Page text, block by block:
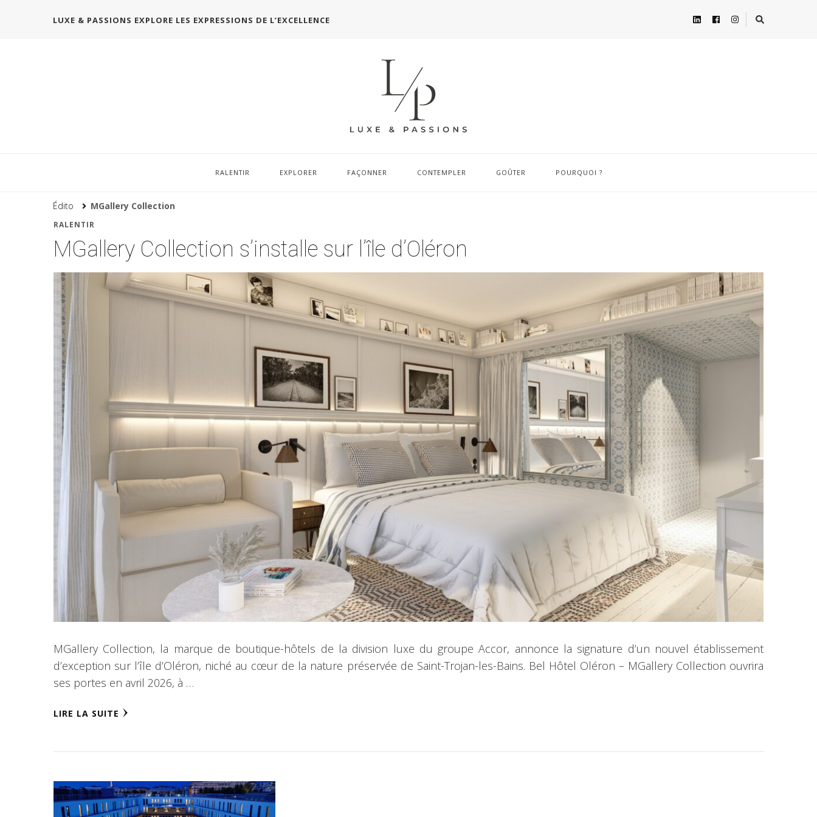
LUXE & PASSIONS EXPLORE LES EXPRESSIONS DE L’EXCELLENCE
RALENTIR EXPLORER FAÇONNER CONTEMPLER GOÛTER POURQUOI ?
Édito MGallery Collection
RALENTIR
MGallery Collection s’installe sur l’île d’Oléron
MGallery Collection, la marque de boutique-hôtels de la division luxe du groupe Accor, annonce la signature d’un nouvel établissement
d’exception sur l’île d’Oléron, niché au cœur de la nature préservée de Saint-Trojan-les-Bains. Bel Hôtel Oléron – MGallery Collection ouvrira
ses portes en avril 2026, à …
LIRE LA SUITE